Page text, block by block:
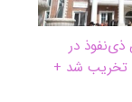
در
تخریب شد +